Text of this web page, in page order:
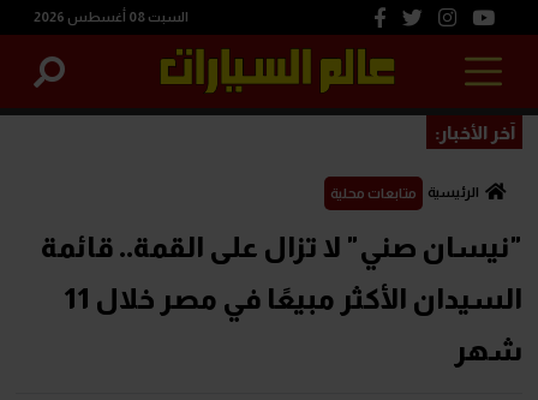
السبت 08 أغسطس 2026
آخر الأخبار:
الرئيسية متابعات محلية
"نيسان صني" لا تزال على القمة.. قائمة
السيدان الأكثر مبيعًا في مصر خلال 11
شهر